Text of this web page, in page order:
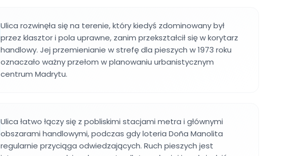
Ulica rozwinęła się na terenie, który kiedyś zdominowany był
przez klasztor i pola uprawne, zanim przekształcił się w korytarz
handlowy. Jej przemienianie w strefę dla pieszych w 1973 roku
oznaczało ważny przełom w planowaniu urbanistycznym
centrum Madrytu.
Ulica łatwo łączy się z pobliskimi stacjami metra i głównymi
obszarami handlowymi, podczas gdy loteria Doña Manolita
regularnie przyciąga odwiedzających. Ruch pieszych jest